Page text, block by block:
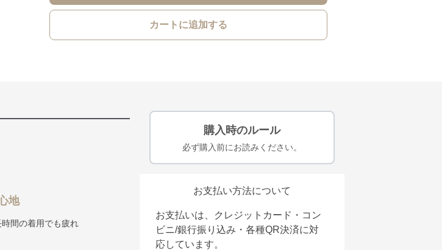
カートに追加する
地
間の着用でも疲れ
購入時のルール
必ず購入前にお読みください。
お支払い方法について
お支払いは、クレジットカード・コン
ビニ/銀行振り込み・各種QR決済に対
応しています。